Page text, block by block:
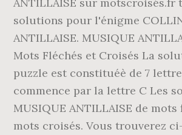
solutions pour l'énigme
ANTILLAISE. MUSIQUE
Mots Fléchés et Croisés La
puzzle est constituéè de 7
commence par la lettre C Les
MUSIQUE ANTILLAISE de mots
mots croisés. Vous trouverez